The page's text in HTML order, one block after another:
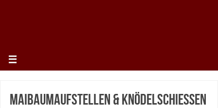
Maibaumaufstellen & Knödelschießen